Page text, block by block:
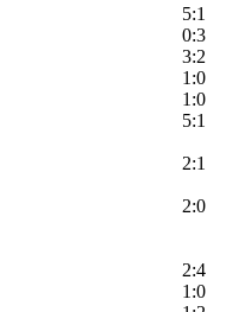
5:1
0:3
3:2
1:0
1:0
5:1
2:1
2:0
2:4
1:0